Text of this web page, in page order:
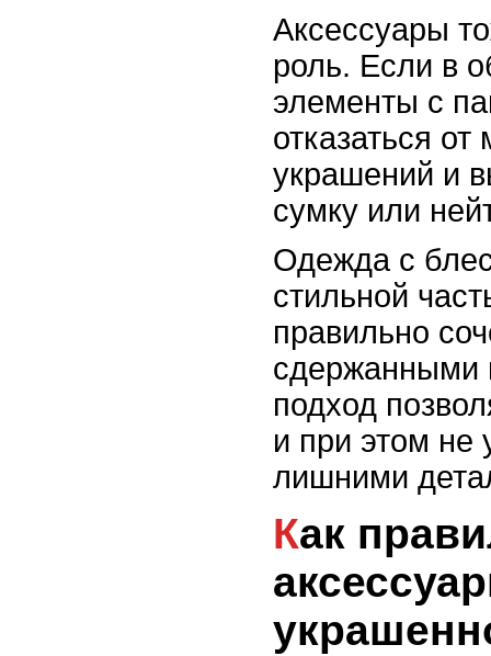
Аксессуары
роль. Если в
элементы с
отказаться
украшений и
сумку или
Одежда с
стильной
правильно
сдержанными
подход
и при этом не
лишними
Как правильно сочетать